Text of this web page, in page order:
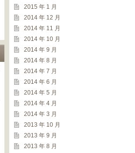
2015 年 1 月
2014 年 12 月
2014 年 11 月
2014 年 10 月
2014 年 9 月
2014 年 8 月
2014 年 7 月
2014 年 6 月
2014 年 5 月
2014 年 4 月
2014 年 3 月
2013 年 10 月
2013 年 9 月
2013 年 8 月